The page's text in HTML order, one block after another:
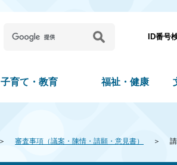
ID番号
子育て・教育 福祉・健康
審査事項（議案・陳情・請願・意見書）